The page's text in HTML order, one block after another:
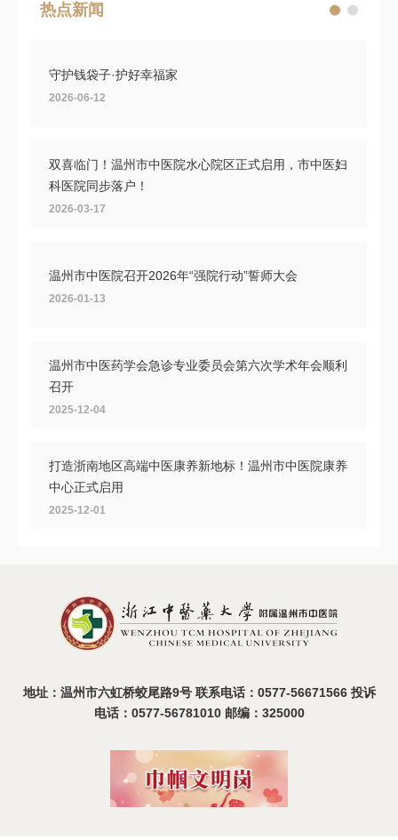
热点新闻
守护钱袋子·护好幸福家
2026-06-12
双喜临门！温州市中医院水心院区正式启用，市中医妇
科医院同步落户！
2026-03-17
温州市中医院召开2026年“强院行动”誓师大会
2026-01-13
温州市中医药学会急诊专业委员会第六次学术年会顺利
召开
2025-12-04
打造浙南地区高端中医康养新地标！温州市中医院康养
中心正式启用
2025-12-01
2025-11-11
地址：温州市六虹桥蛟尾路9号 联系电话：0577-56671566 投诉
电话：0577-56781010 邮编：325000